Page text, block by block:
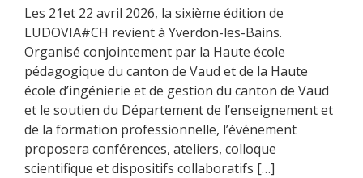
Les 21et 22 avril 2026, la sixième édition de
LUDOVIA#CH revient à Yverdon-les-Bains.
Organisé conjointement par la Haute école
pédagogique du canton de Vaud et de la Haute
école d’ingénierie et de gestion du canton de Vaud
et le soutien du Département de l’enseignement et
de la formation professionnelle, l’événement
proposera conférences, ateliers, colloque
scientifique et dispositifs collaboratifs […]